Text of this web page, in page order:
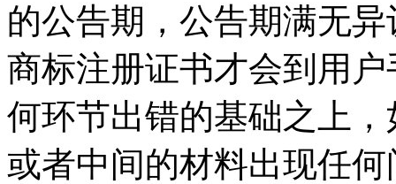
的公告期，公告期满无
商标注册证书才会到用
何环节出错的基础之上
或者中间的材料出现任